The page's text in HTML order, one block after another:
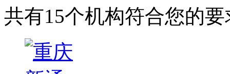
共有15个机构符合您的要